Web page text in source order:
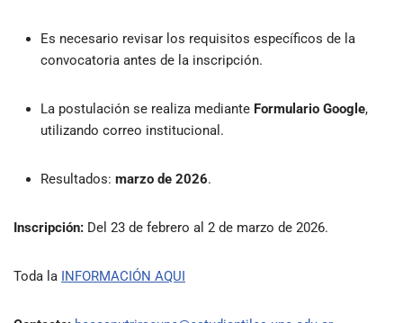
Es necesario revisar los requisitos específicos de la
convocatoria antes de la inscripción.
La postulación se realiza mediante Formulario Google,
utilizando correo institucional.
Resultados: marzo de 2026.
Inscripción: Del 23 de febrero al 2 de marzo de 2026.
Toda la INFORMACIÓN AQUI